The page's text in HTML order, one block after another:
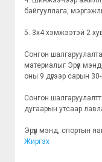
байгууллага,
5. 3х4 хэмжээтэй 2
Сонгон
материалыг Эрүүл
оны 9 дүгээр сарын
Сонгон
дугаарын утсаар
Эрүүл мэнд, спортын
Жиргэх